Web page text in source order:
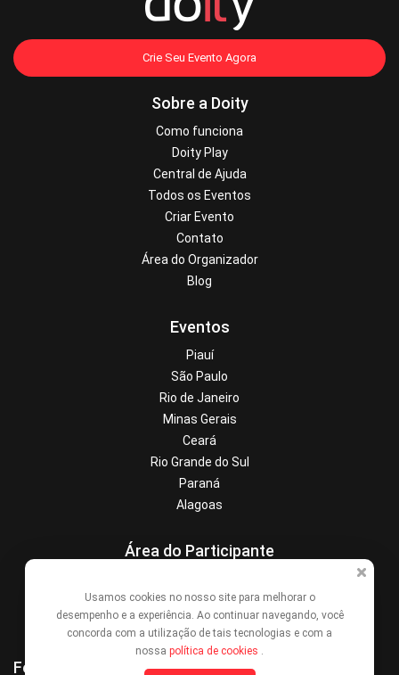
Crie Seu Evento Agora
Sobre a Doity
Como funciona
Doity Play
Central de Ajuda
Todos os Eventos
Criar Evento
Contato
Área do Organizador
Blog
Eventos
Piauí
São Paulo
Rio de Janeiro
Minas Gerais
Ceará
Rio Grande do Sul
Paraná
Alagoas
Área do Participante
Denunciar este evento
Contato
Formas de Pagamento
Usamos cookies no nosso site para melhorar o
desempenho e a experiência. Ao continuar navegando, você
concorda com a utilização de tais tecnologias e com a
nossa política de cookies .